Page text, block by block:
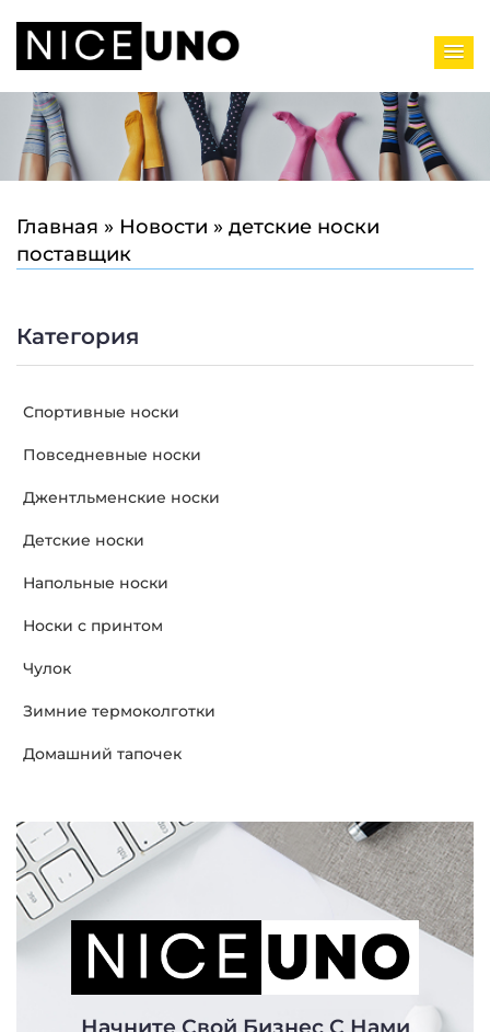
Главная » Новости » детские носки
поставщик
Категория
Спортивные носки
Повседневные носки
Джентльменские носки
Детские носки
Напольные носки
Носки с принтом
Чулок
Зимние термоколготки
Домашний тапочек
Начните Свой Бизнес С Нами